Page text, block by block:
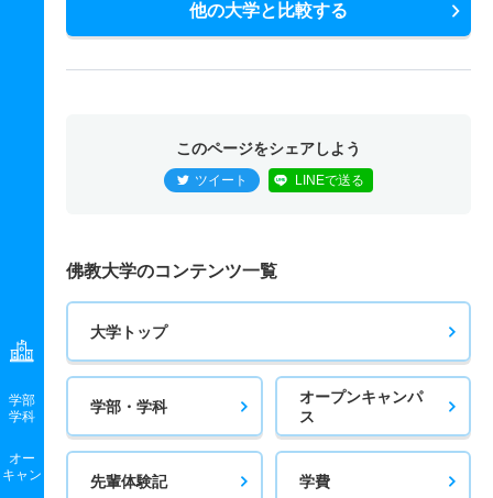
学部
学科
オー
キャン
他の大学と比較する
このページをシェアしよう
ツイート LINEで送る
佛教大学のコンテンツ一覧
大学トップ
学部・学科
オープンキャンパ
ス
先輩体験記 学費